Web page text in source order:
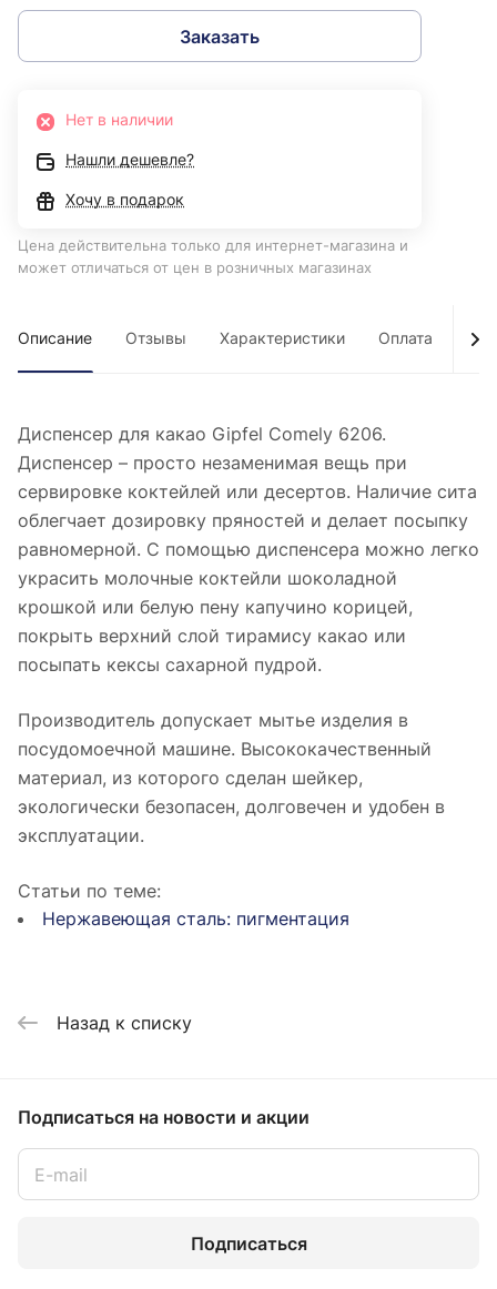
Заказать
Нет в наличии
Нашли дешевле?
Хочу в подарок
Цена действительна только для интернет-магазина и
может отличаться от цен в розничных магазинах
Описание Отзывы Характеристики Оплата
Диспенсер для какао Gipfel Comely 6206.
Диспенсер – просто незаменимая вещь при
сервировке коктейлей или десертов. Наличие сита
облегчает дозировку пряностей и делает посыпку
равномерной. С помощью диспенсера можно легко
украсить молочные коктейли шоколадной
крошкой или белую пену капучино корицей,
покрыть верхний слой тирамису какао или
посыпать кексы сахарной пудрой.
Производитель допускает мытье изделия в
посудомоечной машине. Высококачественный
материал, из которого сделан шейкер,
экологически безопасен, долговечен и удобен в
эксплуатации.
Статьи по теме:
Нержавеющая сталь: пигментация
Назад к списку
Подписаться на новости и акции
Подписаться